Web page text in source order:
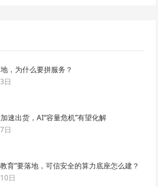
，为什么要拼服务？
日
速出货，AI“容量危机”有望化解
日
育”要落地，可信安全的算力底座怎么建？
日